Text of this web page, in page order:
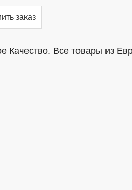
заказ
Качество. Все товары из